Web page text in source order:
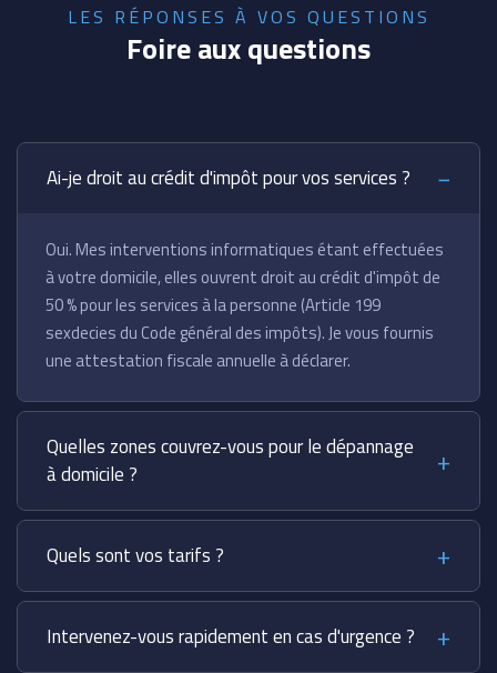
LES RÉPONSES À VOS QUESTIONS
Foire aux questions
Ai-je droit au crédit d'impôt pour vos services ?
Oui. Mes interventions informatiques étant effectuées
à votre domicile, elles ouvrent droit au crédit d'impôt de
50 % pour les services à la personne (Article 199
sexdecies du Code général des impôts). Je vous fournis
une attestation fiscale annuelle à déclarer.
Quelles zones couvrez-vous pour le dépannage
à domicile ?
Quels sont vos tarifs ?
Intervenez-vous rapidement en cas d'urgence ?